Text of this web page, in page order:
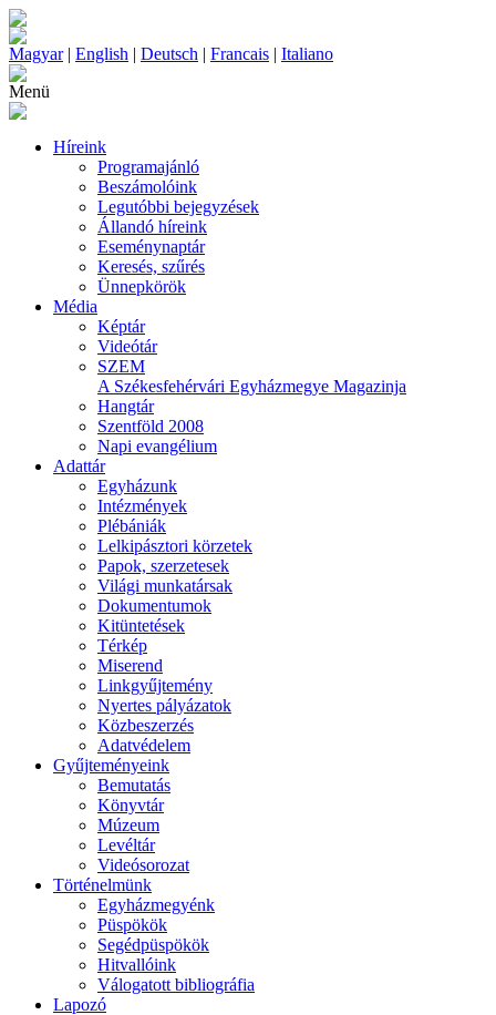
Magyar| English | Deutsch | Francais | Italiano
Menü
Híreink
Programajánló
Beszámolóink
Legutóbbi bejegyzések
Állandó híreink
Eseménynaptár
Keresés, szűrés
Ünnepkörök
Média
Képtár
Videótár
SZEM
A Székesfehérvári Egyházmegye Magazinja
Hangtár
Szentföld 2008
Napi evangélium
Adattár
Egyházunk
Intézmények
Plébániák
Lelkipásztori körzetek
Papok, szerzetesek
Világi munkatársak
Dokumentumok
Kitüntetések
Térkép
Miserend
Linkgyűjtemény
Nyertes pályázatok
Közbeszerzés
Adatvédelem
Gyűjteményeink
Bemutatás
Könyvtár
Múzeum
Levéltár
Videósorozat
Történelmünk
Egyházmegyénk
Püspökök
Segédpüspökök
Hitvallóink
Válogatott bibliográfia
Lapozó